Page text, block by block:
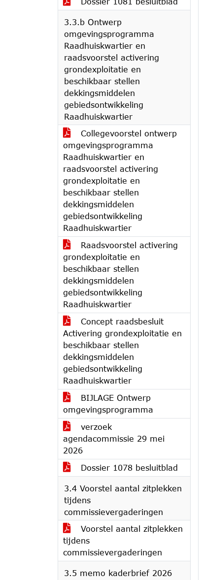
3.3.b Ontwerp
omgevingsprogramma
Raadhuiskwartier en
raadsvoorstel activering
grondexploitatie en
beschikbaar stellen
dekkingsmiddelen
gebiedsontwikkeling
Raadhuiskwartier
Collegevoorstel ontwerp
omgevingsprogramma
Raadhuiskwartier en
raadsvoorstel activering
grondexploitatie en
beschikbaar stellen
dekkingsmiddelen
gebiedsontwikkeling
Raadhuiskwartier
Raadsvoorstel activering
grondexploitatie en
beschikbaar stellen
dekkingsmiddelen
gebiedsontwikkeling
Raadhuiskwartier
Concept raadsbesluit
Activering grondexploitatie en
beschikbaar stellen
dekkingsmiddelen
gebiedsontwikkeling
Raadhuiskwartier
BIJLAGE Ontwerp
omgevingsprogramma
verzoek
agendacommissie 29 mei
2026
Dossier 1078 besluitblad
3.4 Voorstel aantal zitplekken
tijdens
commissievergaderingen
Voorstel aantal zitplekken
tijdens
commissievergaderingen
3.5 memo kaderbrief 2026